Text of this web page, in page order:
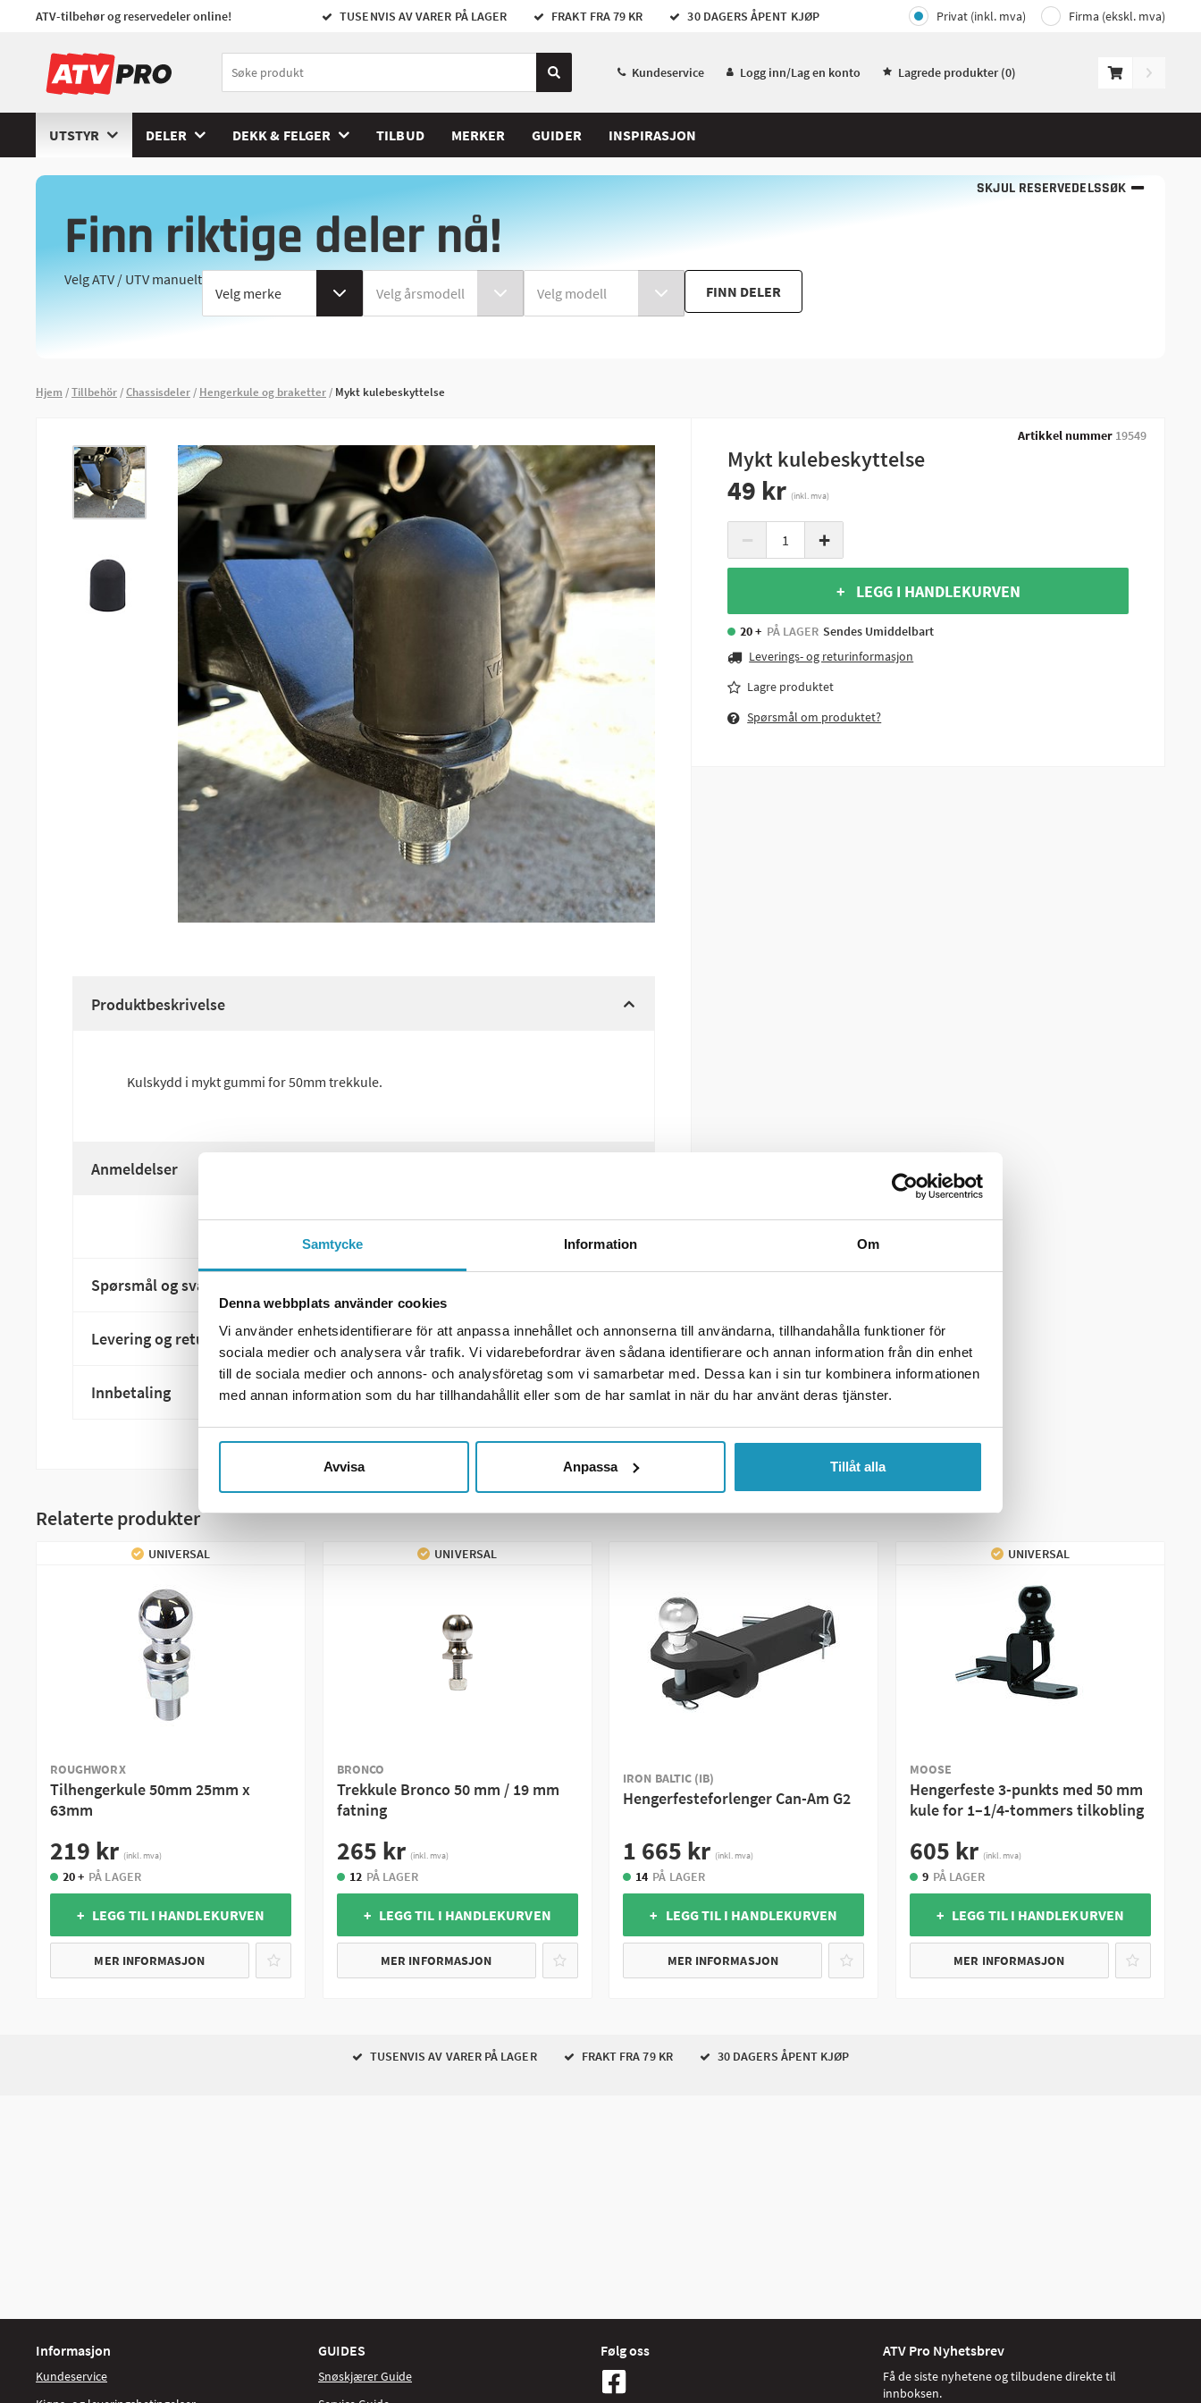
Samtycke Information Om
Denna webbplats använder cookies
Vi använder enhetsidentifierare för att anpassa innehållet och annonserna till användarna, tillhandahålla funktioner för
sociala medier och analysera vår trafik. Vi vidarebefordrar även sådana identifierare och annan information från din enhet
till de sociala medier och annons- och analysföretag som vi samarbetar med. Dessa kan i sin tur kombinera informationen
med annan information som du har tillhandahållit eller som de har samlat in när du har använt deras tjänster.
Avvisa Anpassa Tillåt alla
ATV-tilbehør og reservedeler online! TUSENVIS AV VARER PÅ LAGER FRAKT FRA 79 KR 30 DAGERS ÅPENT KJØP Privat (inkl. mva) Firma (ekskl. mva)
Kundeservice Logg inn/Lag en konto Lagrede produkter (0)
UTSTYR DELER DEKK & FELGER TILBUD MERKER GUIDER INSPIRASJON
SKJUL RESERVEDELSSØK
Finn riktige deler nå!
Velg ATV / UTV manuelt
FINN DELER
Hjem Tillbehör Chassisdeler Hengerkule og braketter Mykt kulebeskyttelse
Artikkel nummer 19549
Mykt kulebeskyttelse
49 kr (inkl. mva)
− +
+ LEGG I HANDLEKURVEN
20 + PÅ LAGER Sendes Umiddelbart
Leverings- og returinformasjon
Lagre produktet
Spørsmål om produktet?
Produktbeskrivelse
Kulskydd i mykt gummi for 50mm trekkule.
Anmeldelser
Spørsmål og svar
Levering og retur
Innbetaling
Relaterte produkter
UNIVERSAL
ROUGHWORX
Tilhengerkule 50mm 25mm x
63mm
219 kr (inkl. mva)
20 + PÅ LAGER
+ LEGG TIL I HANDLEKURVEN
MER INFORMASJON
UNIVERSAL
BRONCO
Trekkule Bronco 50 mm / 19 mm
fatning
265 kr (inkl. mva)
12 PÅ LAGER
+ LEGG TIL I HANDLEKURVEN
MER INFORMASJON
IRON BALTIC (IB)
Hengerfesteforlenger Can-Am G2
1 665 kr (inkl. mva)
14 PÅ LAGER
+ LEGG TIL I HANDLEKURVEN
MER INFORMASJON
UNIVERSAL
MOOSE
Hengerfeste 3-punkts med 50 mm
kule for 1–1/4-tommers tilkobling
605 kr (inkl. mva)
9 PÅ LAGER
+ LEGG TIL I HANDLEKURVEN
MER INFORMASJON
TUSENVIS AV VARER PÅ LAGER FRAKT FRA 79 KR 30 DAGERS ÅPENT KJØP
Informasjon
Kundeservice
GUIDES
Snøskjærer Guide
Følg oss ATV Pro Nyhetsbrev
Få de siste nyhetene og tilbudene direkte til
innboksen.